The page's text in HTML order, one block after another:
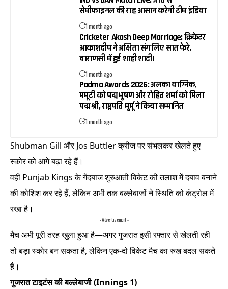
सेमीफाइनल की राह आसान करेगी टीम इंडिया
1 month ago
Cricketer Akash Deep Marriage: क्रिकेटर
आकाशदीप ने अक्षिता संग लिए सात फेरे,
वाराणसी में हुई शाही शादी।
1 month ago
Padma Awards 2026: अलका याग्निक,
ममूटी को पद्म भूषण और रोहित शर्मा को मिला
पद्म श्री, राष्ट्रपति मुर्मू ने किया सम्मानित
1 month ago
Shubman Gill और Jos Buttler क्रीज पर संभलकर खेलते हुए
स्कोर को आगे बढ़ा रहे हैं।
वहीं Punjab Kings के गेंदबाज शुरुआती विकेट की तलाश में दबाव बनाने
की कोशिश कर रहे हैं, लेकिन अभी तक बल्लेबाजों ने स्थिति को कंट्रोल में
रखा है।
- Advertisement -
मैच अभी पूरी तरह खुला हुआ है—अगर गुजरात इसी रफ्तार से खेलती रही
तो बड़ा स्कोर बन सकता है, लेकिन एक-दो विकेट मैच का रुख बदल सकते
हैं।
गुजरात टाइटंस की बल्लेबाजी (Innings 1)